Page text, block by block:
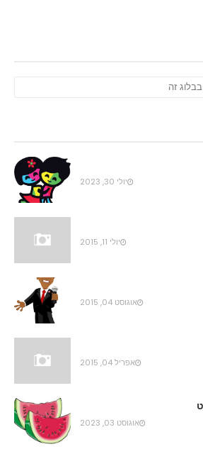
יולי 30, 2023
יולי 11, 2015
אוגוסט 04, 2015
אפריל 04, 2015
אוגוסט 03, 2023